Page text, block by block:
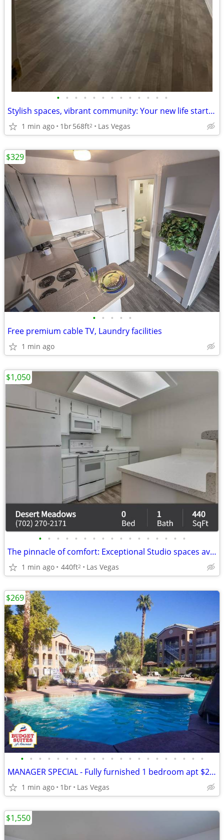
• • • • • • • • • • • • •
Stylish spaces, vibrant community: Your new life starts here!
1 min ago 1br568ft2 Las Vegas
• • • • •
Free premium cable TV, Laundry facilities
1 min ago
$329
• • • • • • • • • • • • • • • • •
The pinnacle of comfort: Exceptional Studio spaces available.
1 min ago 440ft2 Las Vegas
$1,050
• • • • • • • • • • • • • • • • • • • • •
MANAGER SPECIAL - Fully furnished 1 bedroom apt $269 weekly
1 min ago 1br Las Vegas
$269
$1,550